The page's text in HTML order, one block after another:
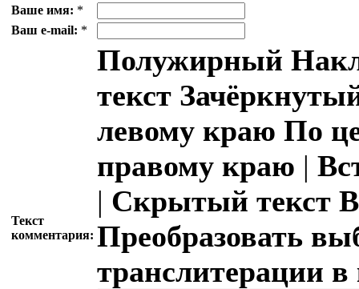
Ваше имя: *
Ваш e-mail: *
Текст
комментария:
Полужирный
текст
левому краю По
правому краю |
| Скрытый текст
Преобразовать
транслитерации